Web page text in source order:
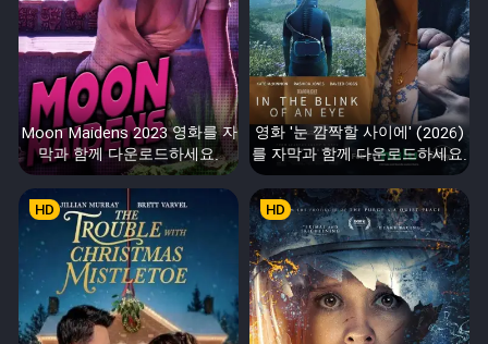
Moon Maidens 2023 영화를 자
막과 함께 다운로드하세요.
영화 '눈 깜짝할 사이에' (2026)
를 자막과 함께 다운로드하세요.
HD HD